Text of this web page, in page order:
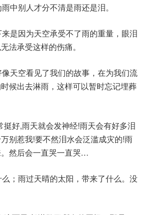
中别人才分不清是雨还是泪。
是因为天空承受不了雨的重量，眼泪
法承受这样的伤痛。
天空看见了我们的故事，在为我们流
候出去淋雨，这样可以暂时忘记埋葬
挺好,雨天就会发神经!雨天会有好多泪
别惹我!要不然泪水会泛滥成灾的!雨
然后会一直哭一直哭…
；雨过天晴的太阳，带来了什么。没